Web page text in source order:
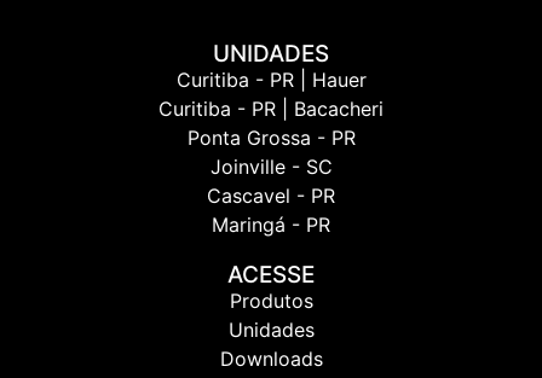
UNIDADES
Curitiba - PR | Hauer
Curitiba - PR | Bacacheri
Ponta Grossa - PR
Joinville - SC
Cascavel - PR
Maringá - PR
ACESSE
Produtos
Unidades
Downloads